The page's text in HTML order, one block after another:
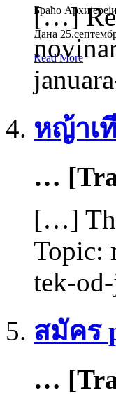
Браћо
Дана
Read More
[…]
หญ้าเ
…
[…]
Topic:
tek-
สมัคร
…